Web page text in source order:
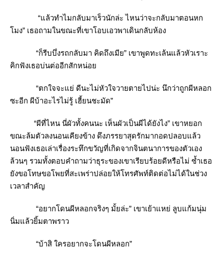
“แล้วทำไมกลับมาเร็วนักล่ะ ไหนว่าจะกลับมาตอนหก
มง” เธอถามในขณะที่เขาโอบเอวพาเดินกลับห้อง
“ก็รีบบึ่งรถกลับมา คิดถึงเมีย” เขาพูดทะเล้นแล้วหัวเราะ
คิกฟังเธอบ่นต่ออีกสักหน่อ
“ตกใจจะแย่ ดีนะไม่หัวใจวายตายไปน่ะ นึกว่าถูกผีหลอก
ซะอีก ผีบ้าอะไรไม่รู้ เฮี้ยนชะมัด”
“ผีที่ไหน นี่ผัวทั้งคนนะ เห็นผัวเป็นผีได้ยังไง” เขาหยอก
ขณะล้มตัวลงนอนเคียงข้าง ดึงภรรยาสุดรักมากอดปลอบแล้ว
นอนฟังเธอเล่าเรื่องระทึกขวัญที่เกิดจากจินตนาการของตัวเอง
ล้วนๆ รวมทั้งตอบคำถามว่าธุระของเขาเรียบร้อยดีหรือไม่ ซ้ำเธอ
ังขอโทษขอโพยที่สะเพร่าปล่อยให้โทรศัพท์ติดต่อไม่ได้ในช่วง
เวลาสำคัญ
“อยากโดนผีหลอกจริงๆ มั้ยล่ะ” เขาเย้าแหย่ ลูบแก้มนุ่ม
นิ่มแล้วยิ้มตาพราว
“บ้าสิ ใครอยากจะโดนผีหลอก”